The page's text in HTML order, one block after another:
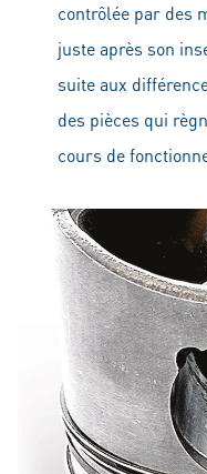
contrôlée par des
juste après son
suite aux
des pièces qui
cours de